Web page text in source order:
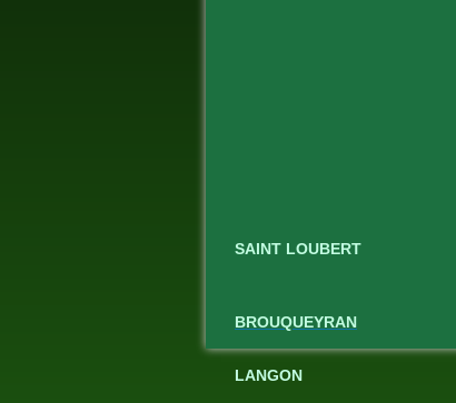
SAINT LOUBERT
BROUQUEYRAN
LANGON